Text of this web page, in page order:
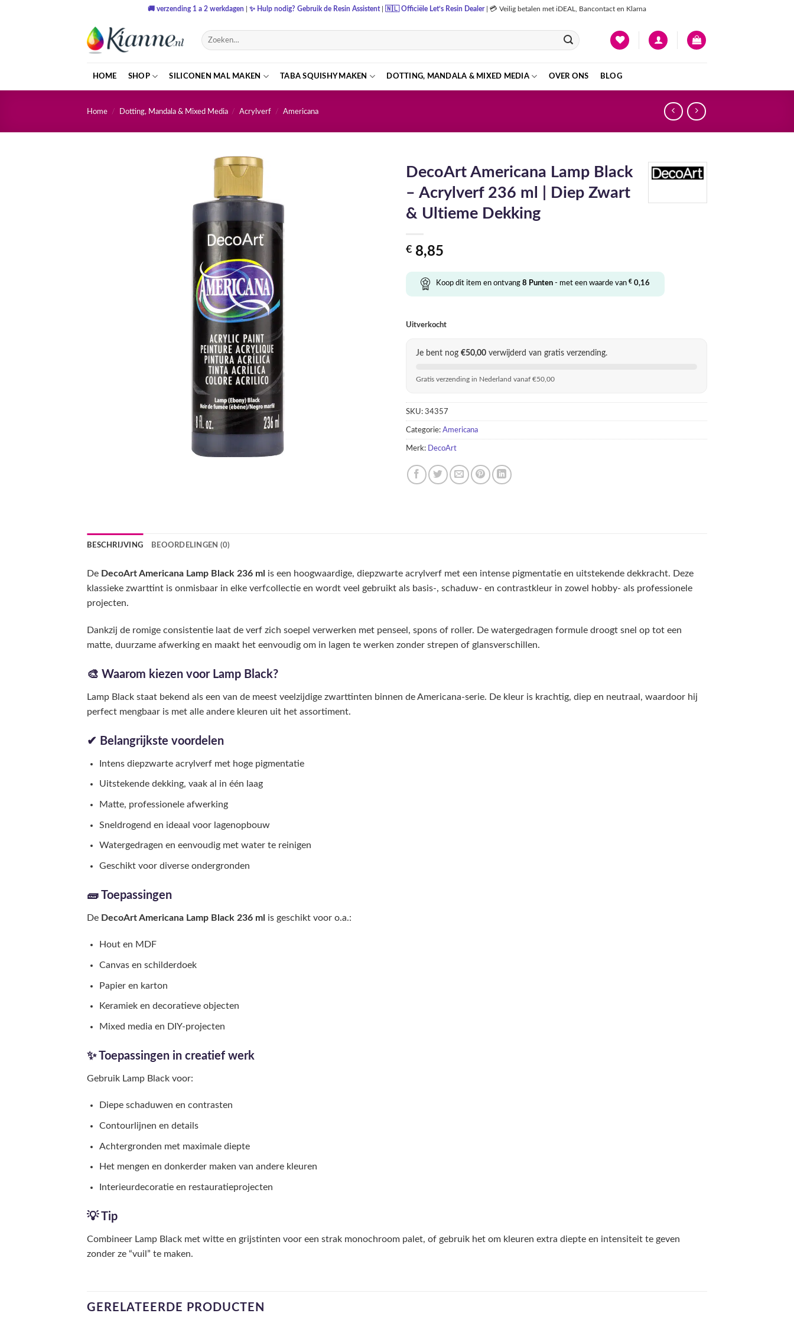
🚚 verzending 1 a 2 werkdagen ✨ Hulp nodig? Gebruik de Resin Assistent 🇳🇱Officiële Let’s Resin Dealer 💳 Veilig betalen met iDEAL, Bancontact en Klarna
Zoeken
naar:
HOME SHOP SILICONEN MAL MAKEN TABA SQUISHY MAKEN DOTTING, MANDALA & MIXED MEDIA OVER ONS BLOG
Home / Dotting, Mandala & Mixed Media / Acrylverf / Americana
DecoArt Americana Lamp Black
– Acrylverf 236 ml | Diep Zwart
& Ultieme Dekking
€ 8,85
Koop dit item en ontvang 8 Punten - met een waarde van € 0,16
Uitverkocht
Je bent nog €50,00 verwijderd van gratis verzending.
Gratis verzending in Nederland vanaf €50,00
SKU: 34357
Categorie: Americana
Merk: DecoArt
BESCHRIJVING BEOORDELINGEN (0)
De DecoArt Americana Lamp Black 236 ml is een hoogwaardige, diepzwarte acrylverf met een intense pigmentatie en uitstekende dekkracht. Deze
klassieke zwarttint is onmisbaar in elke verfcollectie en wordt veel gebruikt als basis-, schaduw- en contrastkleur in zowel hobby- als professionele
projecten.
Dankzij de romige consistentie laat de verf zich soepel verwerken met penseel, spons of roller. De watergedragen formule droogt snel op tot een
matte, duurzame afwerking en maakt het eenvoudig om in lagen te werken zonder strepen of glansverschillen.
🎨 Waarom kiezen voor Lamp Black?
Lamp Black staat bekend als een van de meest veelzijdige zwarttinten binnen de Americana-serie. De kleur is krachtig, diep en neutraal, waardoor hij
perfect mengbaar is met alle andere kleuren uit het assortiment.
✔ Belangrijkste voordelen
Intens diepzwarte acrylverf met hoge pigmentatie
Uitstekende dekking, vaak al in één laag
Matte, professionele afwerking
Sneldrogend en ideaal voor lagenopbouw
Watergedragen en eenvoudig met water te reinigen
Geschikt voor diverse ondergronden
🧱 Toepassingen
De DecoArt Americana Lamp Black 236 ml is geschikt voor o.a.:
Hout en MDF
Canvas en schilderdoek
Papier en karton
Keramiek en decoratieve objecten
Mixed media en DIY-projecten
✨ Toepassingen in creatief werk
Gebruik Lamp Black voor:
Diepe schaduwen en contrasten
Contourlijnen en details
Achtergronden met maximale diepte
Het mengen en donkerder maken van andere kleuren
Interieurdecoratie en restauratieprojecten
💡 Tip
Combineer Lamp Black met witte en grijstinten voor een strak monochroom palet, of gebruik het om kleuren extra diepte en intensiteit te geven
zonder ze “vuil” te maken.
GERELATEERDE PRODUCTEN